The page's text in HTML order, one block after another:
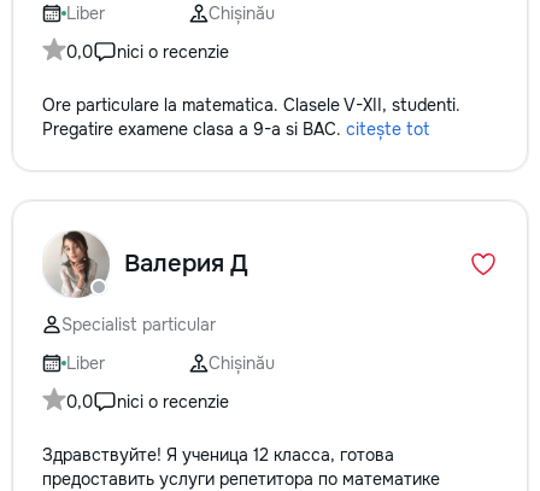
Liber
Chișinău
0,0
nici o recenzie
Ore particulare la matematica. Clasele V-XII, studenti.
Pregatire examene clasa a 9-a si BAC. citește tot
Валерия Д
Specialist particular
Liber
Chișinău
0,0
nici o recenzie
Здравствуйте! Я ученица 12 класса, готова
предоставить услуги репетитора по математике